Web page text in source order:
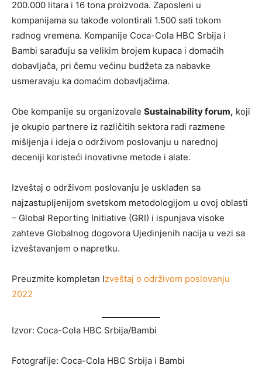
200.000 litara i 16 tona proizvoda. Zaposleni u
kompanijama su takođe volontirali 1.500 sati tokom
radnog vremena. Kompanije Coca-Cola HBC Srbija i
Bambi sarađuju sa velikim brojem kupaca i domaćih
dobavljača, pri čemu većinu budžeta za nabavke
usmeravaju ka domaćim dobavljačima.
Obe kompanije su organizovale Sustainability forum, koji
je okupio partnere iz različitih sektora radi razmene
mišljenja i ideja o održivom poslovanju u narednoj
deceniji koristeći inovativne metode i alate.
Izveštaj o održivom poslovanju je usklađen sa
najzastupljenijom svetskom metodologijom u ovoj oblasti
– Global Reporting Initiative (GRI) i ispunjava visoke
zahteve Globalnog dogovora Ujedinjenih nacija u vezi sa
izveštavanjem o napretku.
Preuzmite kompletan Izveštaj o održivom poslovanju
2022
Izvor: Coca-Cola HBC Srbija/Bambi
Fotografije: Coca-Cola HBC Srbija i Bambi